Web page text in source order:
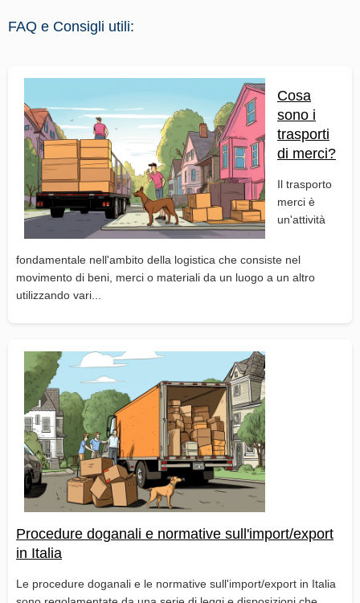
FAQ e Consigli utili:
Cosa
sono i
trasporti
di merci?
Il trasporto
merci è
un'attività
fondamentale nell'ambito della logistica che consiste nel
movimento di beni, merci o materiali da un luogo a un altro
utilizzando vari...
Procedure doganali e normative sull'import/export
in Italia
Le procedure doganali e le normative sull'import/export in Italia